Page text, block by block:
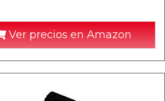
Ver precios en Amazon